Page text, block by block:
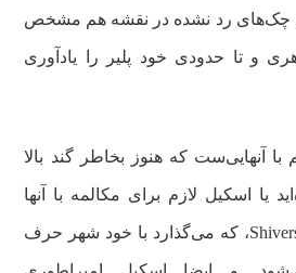
چک‌های رد نشده در نقشه هم مشخص
و تا حدودی خود پلیر را یادآوری
آنهایی‌ست که هنوز بخاطر گند بالا
یا اسکیل لازم برای مکالمه با آنها
دارید. اسکیل «رعشه»/Shivers، که می‌گذارد با خود شهر حرف